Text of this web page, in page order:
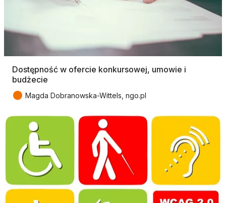
Dostępność w ofercie konkursowej, umowie i
budżecie
● Magda Dobranowska-Wittels, ngo.pl